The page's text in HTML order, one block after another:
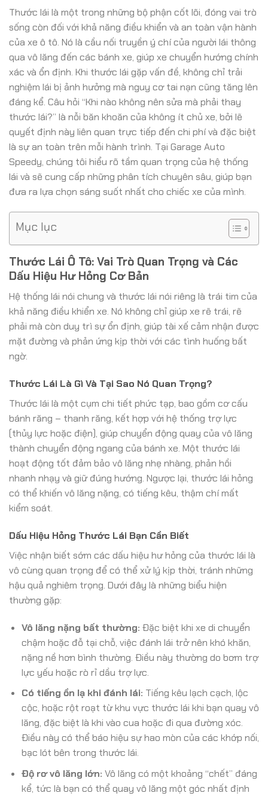
Thước lái là một trong những bộ phận cốt lõi, đóng vai trò
sống còn đối với khả năng điều khiển và an toàn vận hành
của xe ô tô. Nó là cầu nối truyền ý chí của người lái thông
qua vô lăng đến các bánh xe, giúp xe chuyển hướng chính
xác và ổn định. Khi thước lái gặp vấn đề, không chỉ trải
nghiệm lái bị ảnh hưởng mà nguy cơ tai nạn cũng tăng lên
đáng kể. Câu hỏi “Khi nào không nên sửa mà phải thay
thước lái?” là nỗi băn khoăn của không ít chủ xe, bởi lẽ
quyết định này liên quan trực tiếp đến chi phí và đặc biệt
là sự an toàn trên mỗi hành trình. Tại Garage Auto
Speedy, chúng tôi hiểu rõ tầm quan trọng của hệ thống
lái và sẽ cung cấp những phân tích chuyên sâu, giúp bạn
đưa ra lựa chọn sáng suốt nhất cho chiếc xe của mình.
Mục lục
Thước Lái Ô Tô: Vai Trò Quan Trọng và Các
Dấu Hiệu Hư Hỏng Cơ Bản
Hệ thống lái nói chung và thước lái nói riêng là trái tim của
khả năng điều khiển xe. Nó không chỉ giúp xe rẽ trái, rẽ
phải mà còn duy trì sự ổn định, giúp tài xế cảm nhận được
mặt đường và phản ứng kịp thời với các tình huống bất
ngờ.
Thước Lái Là Gì Và Tại Sao Nó Quan Trọng?
Thước lái là một cụm chi tiết phức tạp, bao gồm cơ cấu
bánh răng – thanh răng, kết hợp với hệ thống trợ lực
(thủy lực hoặc điện), giúp chuyển động quay của vô lăng
thành chuyển động ngang của bánh xe. Một thước lái
hoạt động tốt đảm bảo vô lăng nhẹ nhàng, phản hồi
nhanh nhạy và giữ đúng hướng. Ngược lại, thước lái hỏng
có thể khiến vô lăng nặng, có tiếng kêu, thậm chí mất
kiểm soát.
Dấu Hiệu Hỏng Thước Lái Bạn Cần Biết
Việc nhận biết sớm các dấu hiệu hư hỏng của thước lái là
vô cùng quan trọng để có thể xử lý kịp thời, tránh những
hậu quả nghiêm trọng. Dưới đây là những biểu hiện
thường gặp:
Vô lăng nặng bất thường: Đặc biệt khi xe di chuyển
chậm hoặc đỗ tại chỗ, việc đánh lái trở nên khó khăn,
nặng nề hơn bình thường. Điều này thường do bơm trợ
lực yếu hoặc rò rỉ dầu trợ lực.
Có tiếng ồn lạ khi đánh lái: Tiếng kêu lạch cạch, lộc
cộc, hoặc rột roạt từ khu vực thước lái khi bạn quay vô
lăng, đặc biệt là khi vào cua hoặc đi qua đường xóc.
Điều này có thể báo hiệu sự hao mòn của các khớp nối,
bạc lót bên trong thước lái.
Độ rơ vô lăng lớn: Vô lăng có một khoảng “chết” đáng
kể, tức là bạn có thể quay vô lăng một góc nhất định